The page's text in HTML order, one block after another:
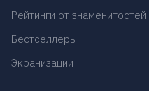
Рейтинги от знаменитостей
Бестселлеры
Экранизации